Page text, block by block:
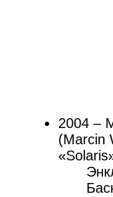
2004 –
(Marcin